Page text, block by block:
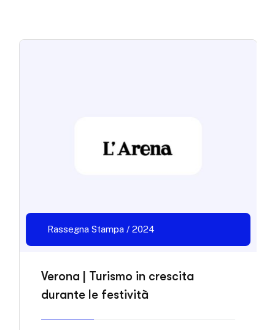
Rassegna Stampa / 2024
Verona | Turismo in crescita
durante le festività